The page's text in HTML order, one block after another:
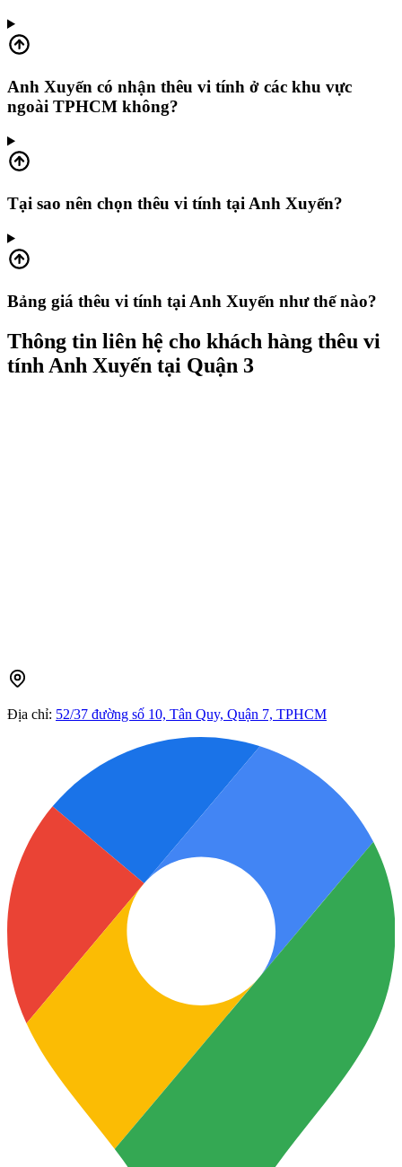
Anh Xuyến có nhận thêu vi tính ở các khu vực
ngoài TPHCM không?
Tại sao nên chọn thêu vi tính tại Anh Xuyến?
Bảng giá thêu vi tính tại Anh Xuyến như thế nào?
Thông tin liên hệ cho khách hàng thêu vi
tính Anh Xuyến tại Quận 3
Địa chỉ: 52/37 đường số 10, Tân Quy, Quận 7, TPHCM